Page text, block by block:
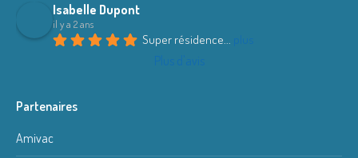
Isabelle Dupont
il y a 2 ans
Super résidence... plus
Plus d'avis
Partenaires
Amivac